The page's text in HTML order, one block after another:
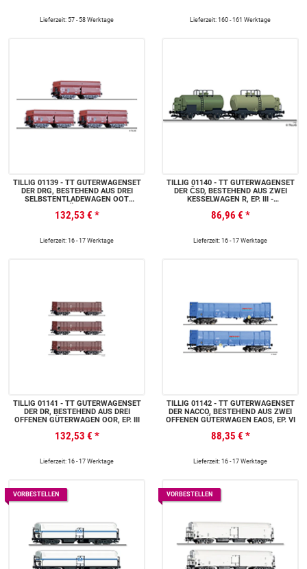
EINEM KÜHLWAGEN IBBHSS, EP. IV
Lieferzeit: 57 - 58 Werktage Lieferzeit: 160 - 161 Werktage
TILLIG 01139 - TT GÜTERWAGENSET
DER DRG, BESTEHEND AUS DREI
SELBSTENTLADEWAGEN OOT
132,53 € *
Lieferzeit: 16 - 17 Werktage
TILLIG 01140 - TT GÜTERWAGENSET
DER ČSD, BESTEHEND AUS ZWEI
KESSELWAGEN R, EP. III -
86,96 € *
Lieferzeit: 16 - 17 Werktage
TILLIG 01141 - TT GÜTERWAGENSET
DER DR, BESTEHEND AUS DREI
OFFENEN GÜTERWAGEN OOR, EP. III
132,53 € *
Lieferzeit: 16 - 17 Werktage
TILLIG 01142 - TT GÜTERWAGENSET
DER NACCO, BESTEHEND AUS ZWEI
OFFENEN GÜTERWAGEN EAOS, EP. VI
88,35 € *
Lieferzeit: 16 - 17 Werktage
VORBESTELLEN VORBESTELLEN